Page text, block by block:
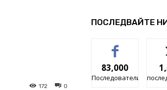
0
172
ПОСЛЕДВАЙТЕ
83,000
Последователи